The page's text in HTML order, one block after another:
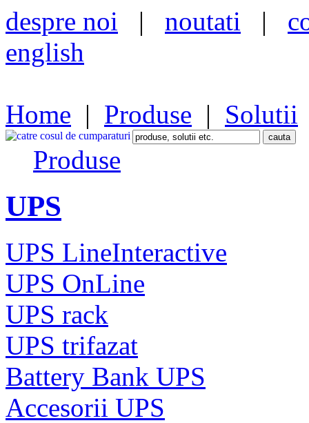
despre noi | noutati |
english
Home | Produse | Solutii
Produse
UPS
UPS LineInteractive
UPS OnLine
UPS rack
UPS trifazat
Battery Bank UPS
Accesorii UPS